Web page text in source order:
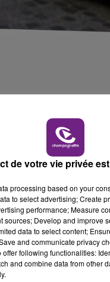
10h00 - 14h00
TICKET DE CAISSE
rez-de-chaussée
accidentelle
d’ailleurs qu’il
aux logements
de votre vie privée
processing based on your
to select advertising; Create
performance; Measure
sources; Develop and improve
data to select content;
and communicate privacy
following functionalities:
and combine data from other